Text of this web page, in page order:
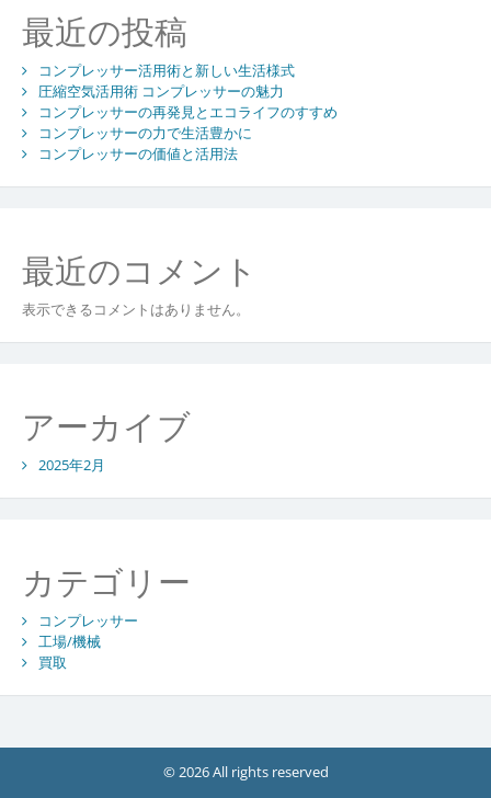
最近の投稿
コンプレッサー活用術と新しい生活様式
圧縮空気活用術 コンプレッサーの魅力
コンプレッサーの再発見とエコライフのすすめ
コンプレッサーの力で生活豊かに
コンプレッサーの価値と活用法
最近のコメント
表示できるコメントはありません。
アーカイブ
2025年2月
カテゴリー
コンプレッサー
工場/機械
買取
© 2026 All rights reserved